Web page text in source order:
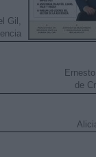
Gil,
de